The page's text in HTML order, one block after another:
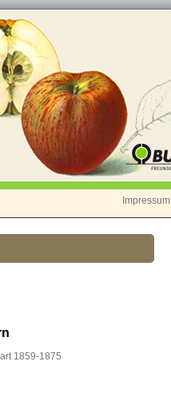
Impressum
1859-1875